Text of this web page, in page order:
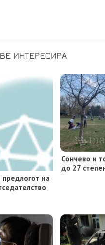
ИНТЕРЕСИРА
предлогот на
Сончево и
до 27